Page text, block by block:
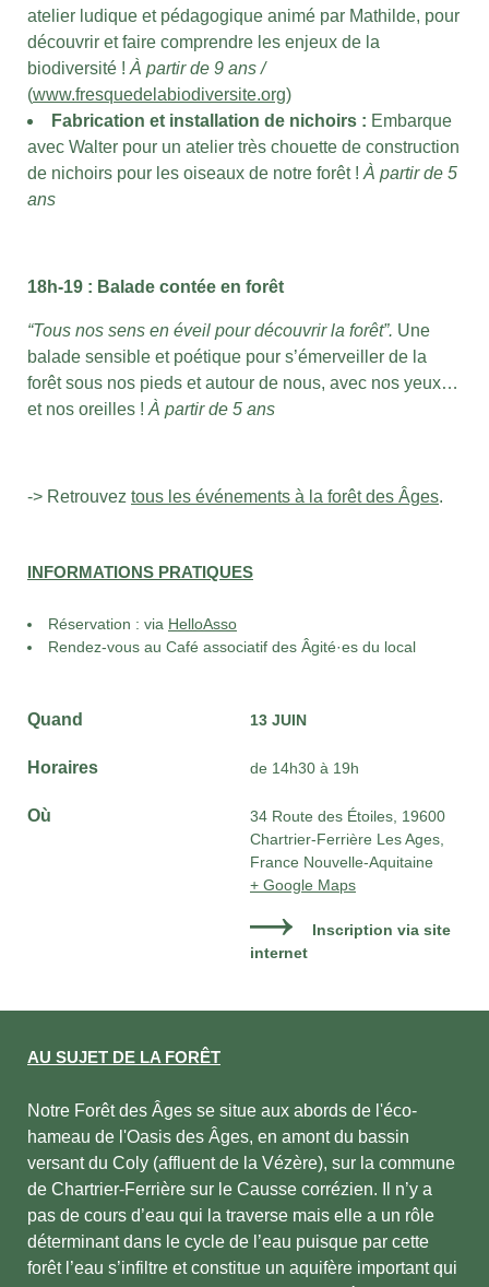
atelier ludique et pédagogique animé par Mathilde, pour
découvrir et faire comprendre les enjeux de la
biodiversité ! À partir de 9 ans /
(www.fresquedelabiodiversite.org)
Fabrication et installation de nichoirs : Embarque
avec Walter pour un atelier très chouette de construction
de nichoirs pour les oiseaux de notre forêt ! À partir de 5
ans
18h-19 : Balade contée en forêt
“Tous nos sens en éveil pour découvrir la forêt”. Une
balade sensible et poétique pour s’émerveiller de la
forêt sous nos pieds et autour de nous, avec nos yeux…
et nos oreilles ! À partir de 5 ans
-> Retrouvez tous les événements à la forêt des Âges.
INFORMATIONS PRATIQUES
Réservation : via HelloAsso
Rendez-vous au Café associatif des Âgité·es du local
Quand 13 JUIN
Horaires de 14h30 à 19h
Où
34 Route des Étoiles, 19600
Chartrier-Ferrière Les Ages,
France Nouvelle-Aquitaine
+ Google Maps
Inscription via site
internet
AU SUJET DE LA FORÊT
Notre Forêt des Âges se situe aux abords de l'éco-
hameau de l'Oasis des Âges, en amont du bassin
versant du Coly (affluent de la Vézère), sur la commune
de Chartrier-Ferrière sur le Causse corrézien. Il n’y a
pas de cours d’eau qui la traverse mais elle a un rôle
déterminant dans le cycle de l’eau puisque par cette
forêt l’eau s’infiltre et constitue un aquifère important qui